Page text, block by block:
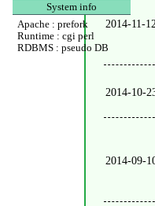
2014-11-
2014-10-
2014-09-
System info
Apache : prefork
Runtime : cgi perl
RDBMS : pseudo DB